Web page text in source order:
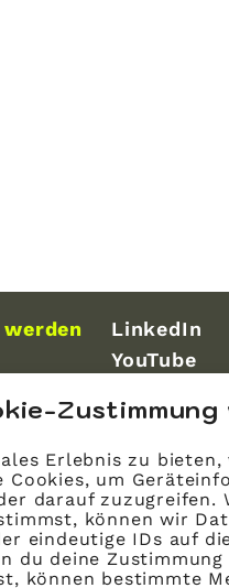
Zustimmung
Erlebnis zu bieten,
Cookies, um
darauf zuzugreifen.
können wir
eindeutige IDs auf
du deine
können bestimmte
LinkedIn
YouTube